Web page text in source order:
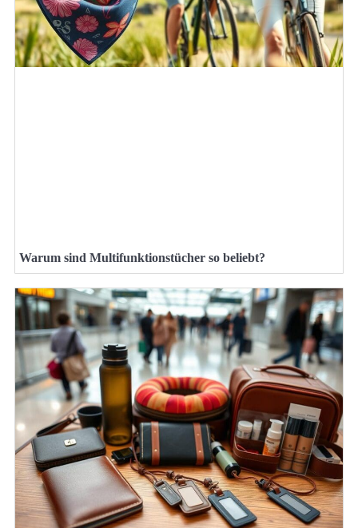
Warum sind Multifunktionstücher so beliebt?